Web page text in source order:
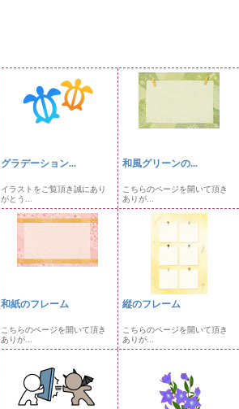
グラデーション...
イラストをご覧頂き誠にあり
がとう...
和風グリーンの...
こちらのページを開いて頂き
ありが...
和紙のフレーム
こちらのページを開いて頂き
ありが...
縦のフレーム
こちらのページを開いて頂き
ありが...